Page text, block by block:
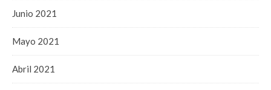
Junio 2021
Mayo 2021
Abril 2021